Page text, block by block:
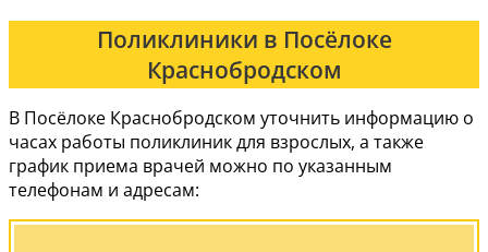
Поликлиники в Посёлоке
Краснобродском
В Посёлоке Краснобродском уточнить информацию о
часах работы поликлиник для взрослых, а также
график приема врачей можно по указанным
телефонам и адресам: